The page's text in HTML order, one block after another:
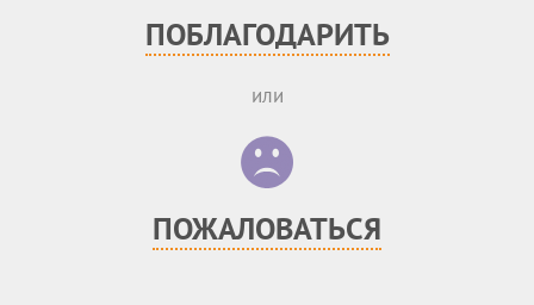
ПОБЛАГОДАРИТЬ
или
ПОЖАЛОВАТЬСЯ